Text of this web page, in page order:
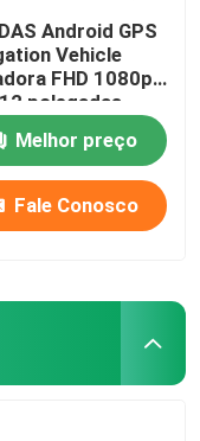
Android GPS
Vehicle
FHD 1080p
polegadas
Melhor preço
Fale Conosco